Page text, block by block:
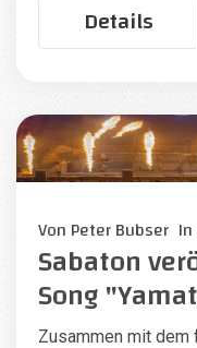
Details
Von Peter Bubser In
Sabaton
Song
Zusammen mit